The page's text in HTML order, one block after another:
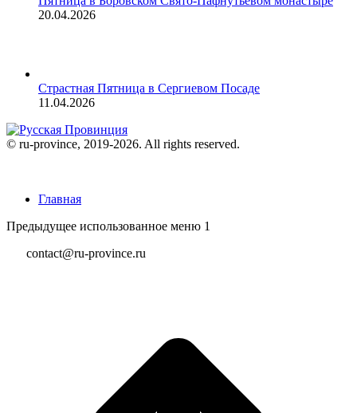
20.04.2026
Страстная Пятница в Сергиевом Посаде
11.04.2026
© ru-province, 2019-2026. All rights reserved.
Главная
Предыдущее использованное меню 1
contact@ru-province.ru